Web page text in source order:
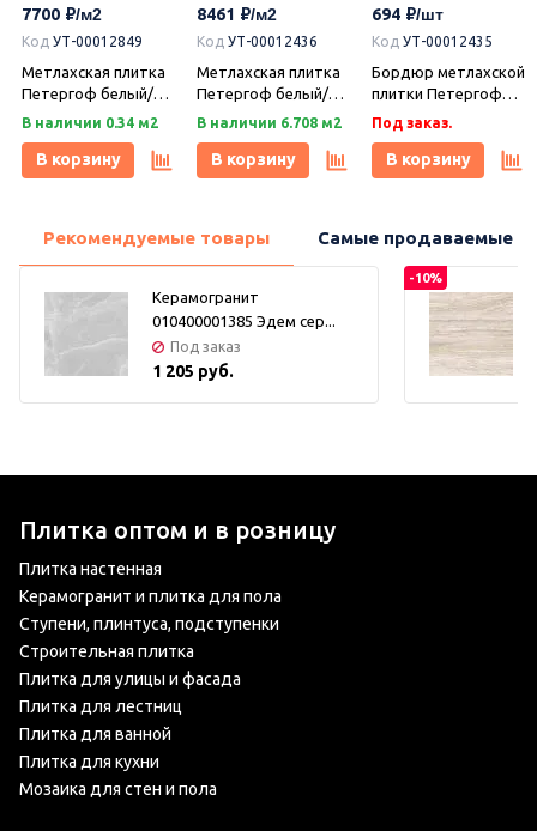
7700
Код УТ-00012849
Метлахская плитка
Петергоф белый/
черный (001/013)
(Керамарк)
В наличии 0.34 м2
В корзину
8461
Код УТ-00012436
Метлахская плитка
Петергоф белый/
черный (001/013)
(Керамарк)
В наличии 6.708 м2
В корзину
694
Код УТ-00012435
Бордюр метлахской
плитки Петергоф
белый/черный
(001/013) 30,9х15,8,
Keramark (Керамарк)
Под заказ.
В корзину
Рекомендуемые товары Самые продаваемые
Керамогранит
010400001385 Эдем сер...
Под заказ
1 205 руб.
-10%
Плитка оптом и в розницу
Плитка настенная
Керамогранит и плитка для пола
Ступени, плинтуса, подступенки
Строительная плитка
Плитка для улицы и фасада
Плитка для лестниц
Плитка для ванной
Плитка для кухни
Мозаика для стен и пола